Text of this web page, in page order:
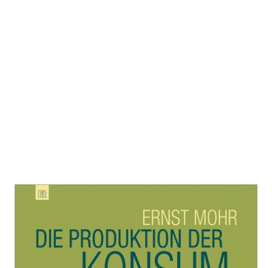
Konsumgesellschaft
Zur Wunschliste hinzufügen